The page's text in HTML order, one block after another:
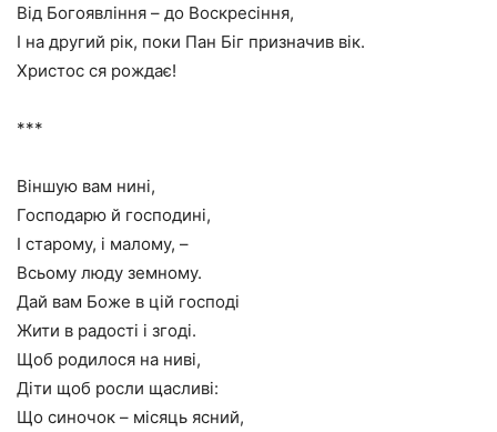
Від Богоявління – до Воскресіння,
І на другий рік, поки Пан Біг призначив вік.
Христос ся рождає!
***
Віншую вам нині,
Господарю й господині,
І старому, і малому, –
Всьому люду земному.
Дай вам Боже в цій господі
Жити в радості і згоді.
Щоб родилося на ниві,
Діти щоб росли щасливі:
Що синочок – місяць ясний,